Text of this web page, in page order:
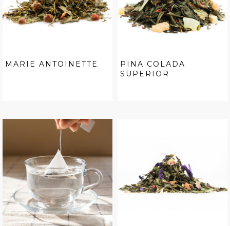
MARIE ANTOINETTE
PINA COLADA
SUPERIOR